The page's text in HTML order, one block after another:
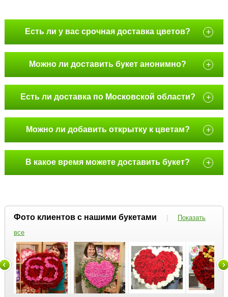
Есть ли у вас срочная доставка цветов? +
Можно ли доставить букет анонимно? +
Есть ли доставка по Московской области? +
Можно ли добавить открытку к цветам? +
В какое время можете доставить букет? +
Фото клиентов с нашими букетами |
Показать
все